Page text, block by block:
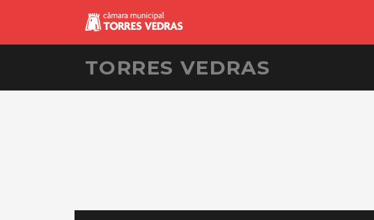
TORRES VEDRAS